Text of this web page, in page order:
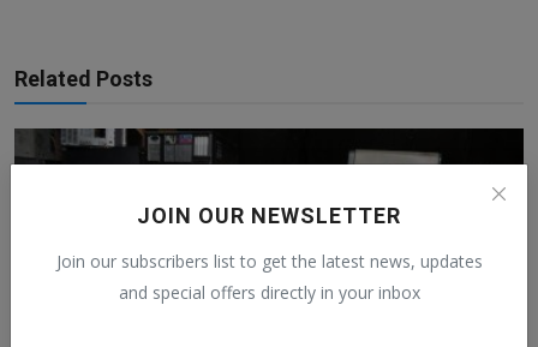
JOIN OUR NEWSLETTER
Join our subscribers list to get the latest news, updates
and special offers directly in your inbox
Related Posts